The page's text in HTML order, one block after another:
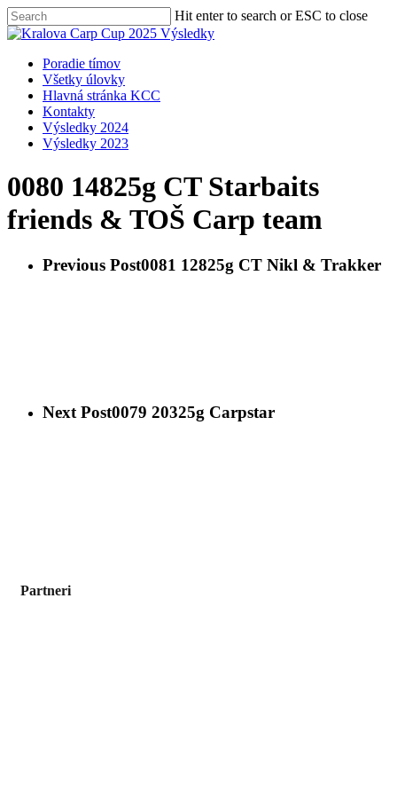
Skip
to
content
Hit enter to search or ESC to close
Close
Menu
Poradie tímov
Všetky úlovky
Hlavná stránka KCC
Kontakty
Výsledky 2024
Výsledky 2023
0080 14825g CT Starbaits
friends & TOŠ Carp team
Previous Post0081 12825g CT Nikl & Trakker
Next Post0079 20325g Carpstar
Partneri